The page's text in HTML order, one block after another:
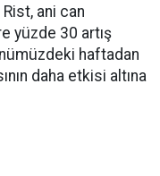
ani can
yüzde 30 artış
haftadan
daha etkisi altına